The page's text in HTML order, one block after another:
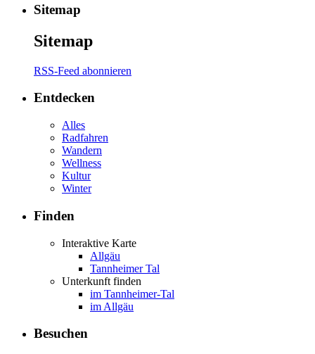
Sitemap
Sitemap
RSS-Feed abonnieren
Entdecken
Alles
Radfahren
Wandern
Wellness
Kultur
Winter
Finden
Interaktive Karte
Allgäu
Tannheimer Tal
Unterkunft finden
im Tannheimer-Tal
im Allgäu
Besuchen